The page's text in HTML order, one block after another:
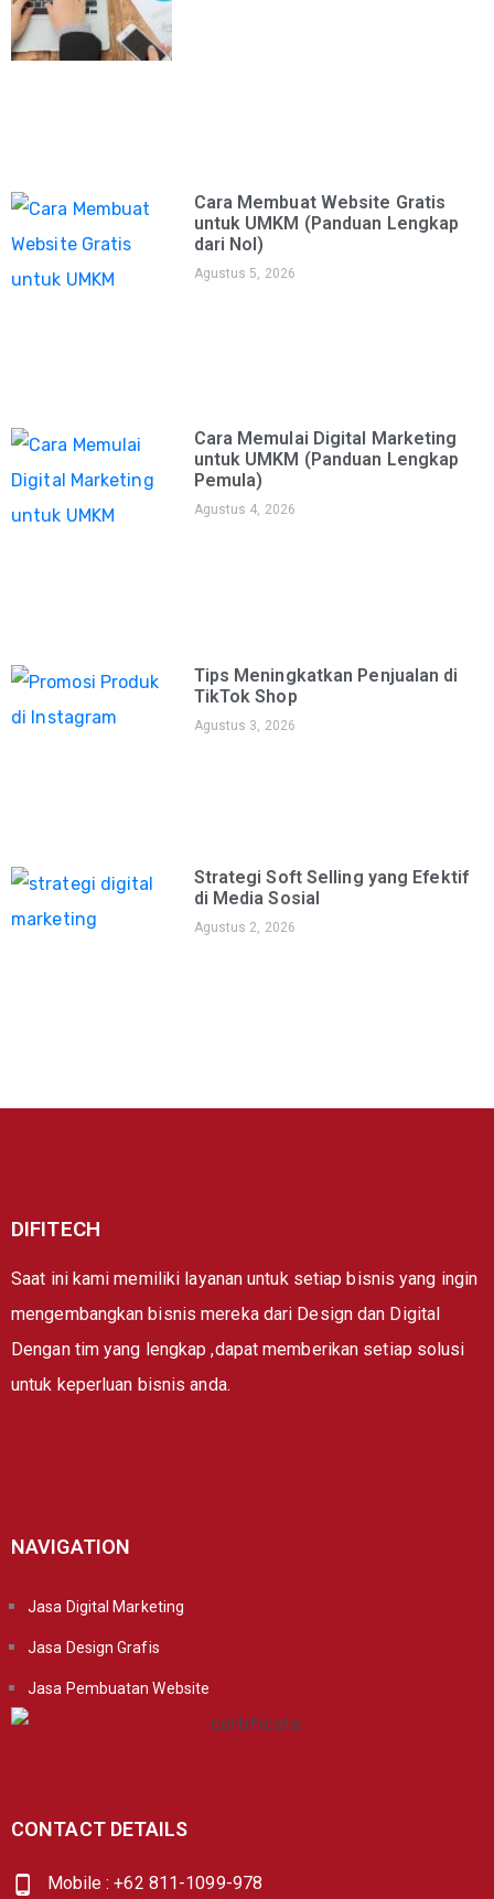
Cara Membuat Website Gratis
untuk UMKM (Panduan Lengkap
dari Nol)
Agustus 5, 2026
Cara Memulai Digital Marketing
untuk UMKM (Panduan Lengkap
Pemula)
Agustus 4, 2026
Tips Meningkatkan Penjualan di
TikTok Shop
Agustus 3, 2026
Strategi Soft Selling yang Efektif
di Media Sosial
Agustus 2, 2026
DIFITECH
Saat ini kami memiliki layanan untuk setiap bisnis yang ingin
mengembangkan bisnis mereka dari Design dan Digital
Dengan tim yang lengkap ,dapat memberikan setiap solusi
untuk keperluan bisnis anda.
NAVIGATION
Jasa Digital Marketing
Jasa Design Grafis
Jasa Pembuatan Website
CONTACT DETAILS
Mobile : +62 811-1099-978